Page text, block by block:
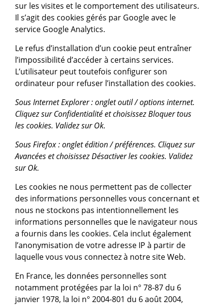
sur les visites et le comportement des utilisateurs.
Il s’agit des cookies gérés par Google avec le
service Google Analytics.
Le refus d’installation d’un cookie peut entraîner
l’impossibilité d’accéder à certains services.
L’utilisateur peut toutefois configurer son
ordinateur pour refuser l’installation des cookies.
Sous Internet Explorer : onglet outil / options internet.
Cliquez sur Confidentialité et choisissez Bloquer tous
les cookies. Validez sur Ok.
Sous Firefox : onglet édition / préférences. Cliquez sur
Avancées et choisissez Désactiver les cookies. Validez
sur Ok.
Les cookies ne nous permettent pas de collecter
des informations personnelles vous concernant et
nous ne stockons pas intentionnellement les
informations personnelles que le navigateur nous
a fournis dans les cookies. Cela inclut également
l’anonymisation de votre adresse IP à partir de
laquelle vous vous connectez à notre site Web.
En France, les données personnelles sont
notamment protégées par la loi n° 78-87 du 6
janvier 1978, la loi n° 2004-801 du 6 août 2004,